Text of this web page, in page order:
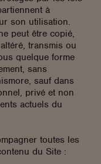
à
son utilisation.
peut être copié,
transmis ou
quelque forme
sans
sauf dans
privé et non
actuels du
toutes les
du Site :